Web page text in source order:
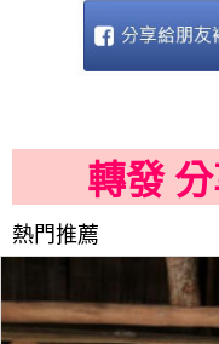
轉發
熱門推薦